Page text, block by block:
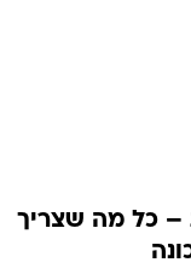
– כל מה שצריך